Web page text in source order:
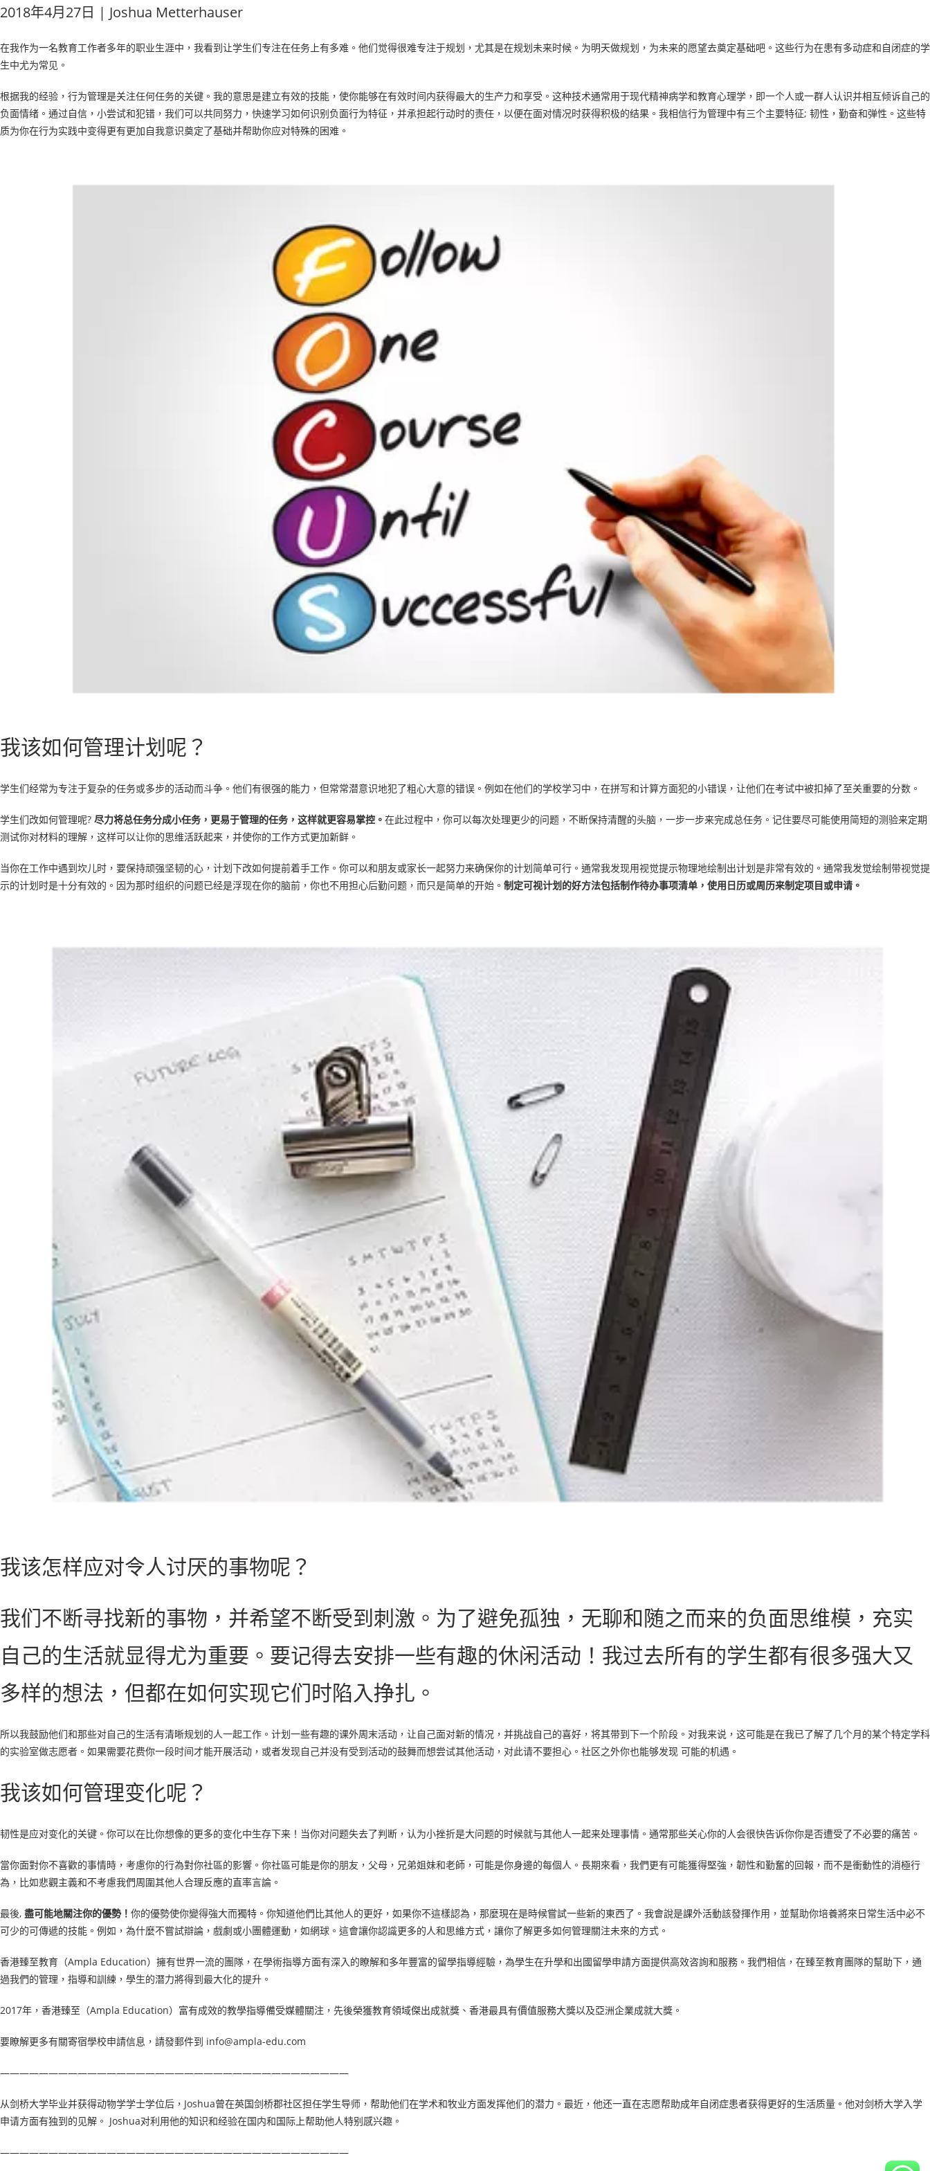
2018年4月27日 | Joshua Metterhauser
在我作为一名教育工作者多年的职业生涯中，我看到让学生们专注在任务上有多难。他们觉得很难专注于规划，尤其是在规划未来时候。为明天做规划，为未来的愿望去奠定基础吧。这些行为在患有多动症和自闭症的学
生中尤为常见。
根据我的经验，行为管理是关注任何任务的关键。我的意思是建立有效的技能，使你能够在有效时间内获得最大的生产力和享受。这种技术通常用于现代精神病学和教育心理学，即一个人或一群人认识并相互倾诉自己的
负面情绪。通过自信，小尝试和犯错，我们可以共同努力，快速学习如何识别负面行为特征，并承担起行动时的责任，以便在面对情况时获得积极的结果。我相信行为管理中有三个主要特征; 韧性，勤奋和弹性。这些特
质为你在行为实践中变得更有更加自我意识奠定了基础并帮助你应对特殊的困难。
我该如何管理计划呢？
学生们经常为专注于复杂的任务或多步的活动而斗争。他们有很强的能力，但常常潜意识地犯了粗心大意的错误。例如在他们的学校学习中，在拼写和计算方面犯的小错误，让他们在考试中被扣掉了至关重要的分数。
学生们改如何管理呢? 尽力将总任务分成小任务，更易于管理的任务，这样就更容易掌控。 在此过程中，你可以每次处理更少的问题，不断保持清醒的头脑，一步一步来完成总任务。记住要尽可能使用简短的测验来定期
测试你对材料的理解，这样可以让你的思维活跃起来，并使你的工作方式更加新鲜。
当你在工作中遇到坎儿时，要保持顽强坚韧的心，计划下改如何提前着手工作。你可以和朋友或家长一起努力来确保你的计划简单可行。通常我发现用视觉提示物理地绘制出计划是非常有效的。通常我发觉绘制带视觉提
示的计划时是十分有效的。因为那时组织的问题已经是浮现在你的脑前，你也不用担心后勤问题，而只是简单的开始。 制定可视计划的好方法包括制作待办事项清单，使用日历或周历来制定项目或申请。
我该怎样应对令人讨厌的事物呢？
我们不断寻找新的事物，并希望不断受到刺激。为了避免孤独，无聊和随之而来的负面思维模，充实
自己的生活就显得尤为重要。要记得去安排一些有趣的休闲活动！我过去所有的学生都有很多强大又
多样的想法，但都在如何实现它们时陷入挣扎。
所以我鼓励他们和那些对自己的生活有清晰规划的人一起工作。计划一些有趣的课外周末活动，让自己面对新的情况，并挑战自己的喜好，将其带到下一个阶段。对我来说，这可能是在我已了解了几个月的某个特定学科
的实验室做志愿者。如果需要花费你一段时间才能开展活动，或者发现自己并没有受到活动的鼓舞而想尝试其他活动，对此请不要担心。社区之外你也能够发现 可能的机遇。
我该如何管理变化呢？
韧性是应对变化的关键。你可以在比你想像的更多的变化中生存下来！当你对问题失去了判断，认为小挫折是大问题的时候就与其他人一起来处理事情。通常那些关心你的人会很快告诉你你是否遭受了不必要的痛苦。
當你面對你不喜歡的事情時，考慮你的行為對你社區的影響。你社區可能是你的朋友，父母，兄弟姐妹和老師，可能是你身邊的每個人。長期來看，我們更有可能獲得堅強，韌性和勤奮的回報，而不是衝動性的消極行
為，比如悲觀主義和不考慮我們周圍其他人合理反應的直率言論。
最後, 盡可能地關注你的優勢！ 你的優勢使你變得強大而獨特。你知道他們比其他人的更好，如果你不這樣認為，那麼現在是時候嘗試一些新的東西了。我會說是課外活動該發揮作用，並幫助你培養將來日常生活中必不
可少的可傳遞的技能。例如，為什麼不嘗試辯論，戲劇或小團體運動，如網球。這會讓你認識更多的人和思維方式，讓你了解更多如何管理關注未來的方式。
香港臻至教育（Ampla Education）擁有世界一流的團隊，在學術指導方面有深入的瞭解和多年豐富的留學指導經驗，為學生在升學和出國留學申請方面提供高效咨詢和服務。我們相信，在臻至教育團隊的幫助下，通
過我們的管理，指導和訓練，學生的潛力將得到最大化的提升。
2017年，香港臻至（Ampla Education）富有成效的教學指導備受媒體關注，先後榮獲教育領域傑出成就獎、香港最具有價值服務大獎以及亞洲企業成就大獎。
要瞭解更多有關寄宿學校申請信息，請發郵件到 info@ampla-edu.com
————————————————————————————————————
从剑桥大学毕业并获得动物学学士学位后，Joshua曾在英国剑桥郡社区担任学生导师，帮助他们在学术和牧业方面发挥他们的潜力。最近，他还一直在志愿帮助成年自闭症患者获得更好的生活质量。他对剑桥大学入学
申请方面有独到的见解。 Joshua对利用他的知识和经验在国内和国际上帮助他人特别感兴趣。
————————————————————————————————————